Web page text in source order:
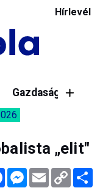
Hírlevél
Gazdaság
„elit"
FacebookMessenger
Email Copy
Link